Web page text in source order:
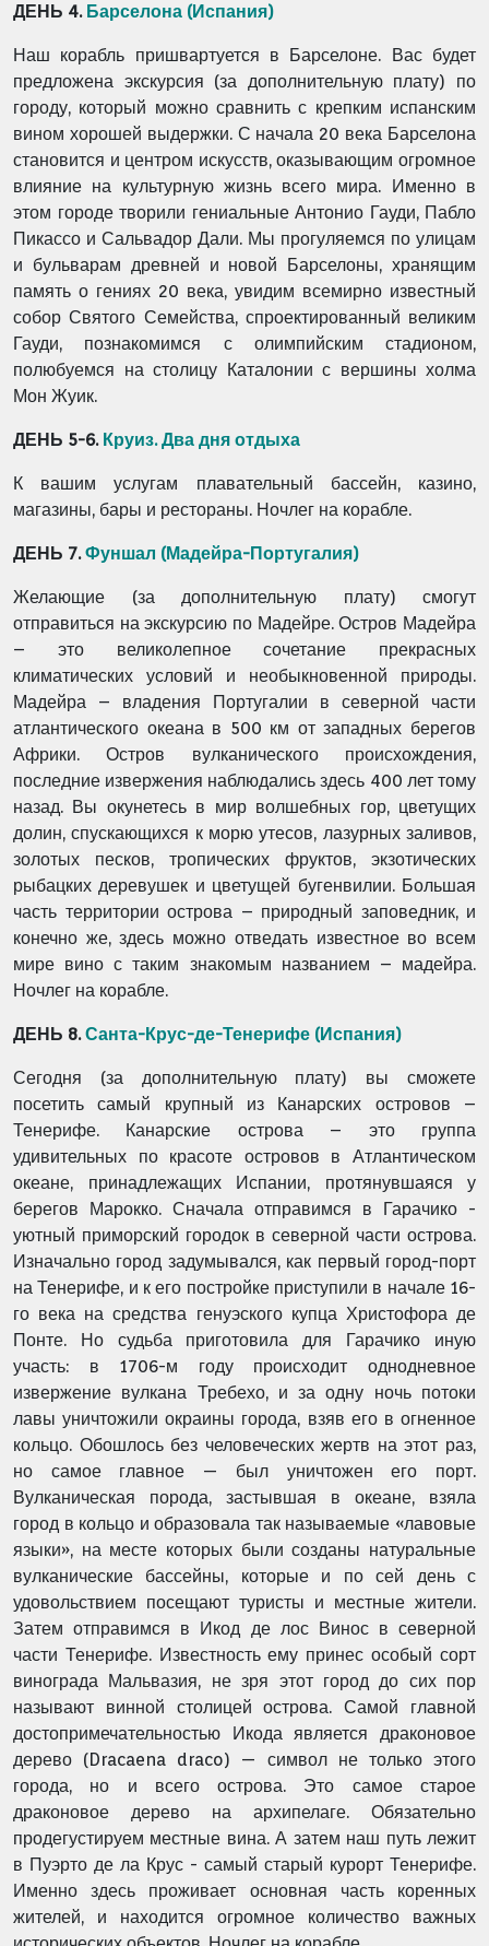
ДЕНЬ 4. Барселона (Испания)
Наш корабль пришвартуется в Барселоне. Вас будет
предложена экскурсия (за дополнительную плату) по
городу, который можно сравнить с крепким испанским
вином хорошей выдержки. С начала 20 века Барселона
становится и центром искусств, оказывающим огромное
влияние на культурную жизнь всего мира. Именно в
этом городе творили гениальные Антонио Гауди, Пабло
Пикассо и Сальвадор Дали. Мы прогуляемся по улицам
и бульварам древней и новой Барселоны, хранящим
память о гениях 20 века, увидим всемирно известный
собор Святого Семейства, спроектированный великим
Гауди, познакомимся с олимпийским стадионом,
полюбуемся на столицу Каталонии с вершины холма
Мон Жуик.
ДЕНЬ 5-6. Круиз. Два дня отдыха
К вашим услугам плавательный бассейн, казино,
магазины, бары и рестораны. Ночлег на корабле.
ДЕНЬ 7.Фуншал (Мадейра-Португалия)
Желающие (за дополнительную плату) смогут
отправиться на экскурсию по Мадейре. Остров Мадейра
– это великолепное сочетание прекрасных
климатических условий и необыкновенной природы.
Мадейра – владения Португалии в северной части
атлантического океана в 500 км от западных берегов
Африки. Остров вулканического происхождения,
последние извержения наблюдались здесь 400 лет тому
назад. Вы окунетесь в мир волшебных гор, цветущих
долин, спускающихся к морю утесов, лазурных заливов,
золотых песков, тропических фруктов, экзотических
рыбацких деревушек и цветущей бугенвилии. Большая
часть территории острова – природный заповедник, и
конечно же, здесь можно отведать известное во всем
мире вино с таким знакомым названием – мадейра.
Ночлег на корабле.
ДЕНЬ 8.Санта-Крус-де-Тенерифе (Испания)
Сегодня (за дополнительную плату) вы сможете
посетить самый крупный из Канарских островов –
Тенерифе. Канарские острова – это группа
удивительных по красоте островов в Атлантическом
океане, принадлежащих Испании, протянувшаяся у
берегов Марокко. Сначала отправимся в Гарачико -
уютный приморский городок в северной части острова.
Изначально город задумывался, как первый город-порт
на Тенерифе, и к его постройке приступили в начале 16-
го века на средства генуэского купца Христофора де
Понте. Но судьба приготовила для Гарачико иную
участь: в 1706-м году происходит однодневное
извержение вулкана Требехо, и за одну ночь потоки
лавы уничтожили окраины города, взяв его в огненное
кольцо. Обошлось без человеческих жертв на этот раз,
но самое главное — был уничтожен его порт.
Вулканическая порода, застывшая в океане, взяла
город в кольцо и образовала так называемые «лавовые
языки», на месте которых были созданы натуральные
вулканические бассейны, которые и по сей день с
удовольствием посещают туристы и местные жители.
Затем отправимся в Икод де лос Винос в северной
части Тенерифе. Известность ему принес особый сорт
винограда Мальвазия, не зря этот город до сих пор
называют винной столицей острова. Самой главной
достопримечательностью Икода является драконовое
дерево (Dracaena draco) — символ не только этого
города, но и всего острова. Это самое старое
драконовое дерево на архипелаге. Обязательно
продегустируем местные вина. А затем наш путь лежит
в Пуэрто де ла Крус - самый старый курорт Тенерифе.
Именно здесь проживает основная часть коренных
жителей, и находится огромное количество важных